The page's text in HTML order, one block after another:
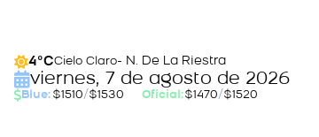
4°CCielo Claro- N. De La Riestra
viernes, 7 de agosto de 2026
Blue: $1510/$1530 Oficial:$1470/$1520